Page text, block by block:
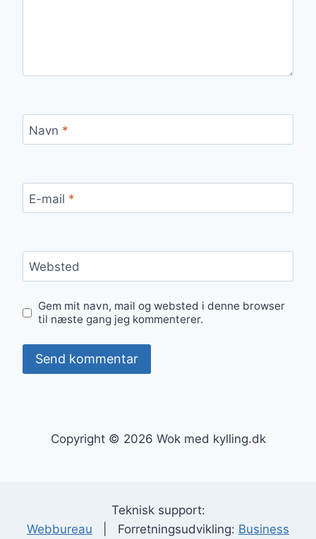
Navn *
E-mail *
Websted
Gem mit navn, mail og websted i denne browser
til næste gang jeg kommenterer.
Copyright © 2026 Wok med kylling.dk
Teknisk support:
Webbureau | Forretningsudvikling: Business